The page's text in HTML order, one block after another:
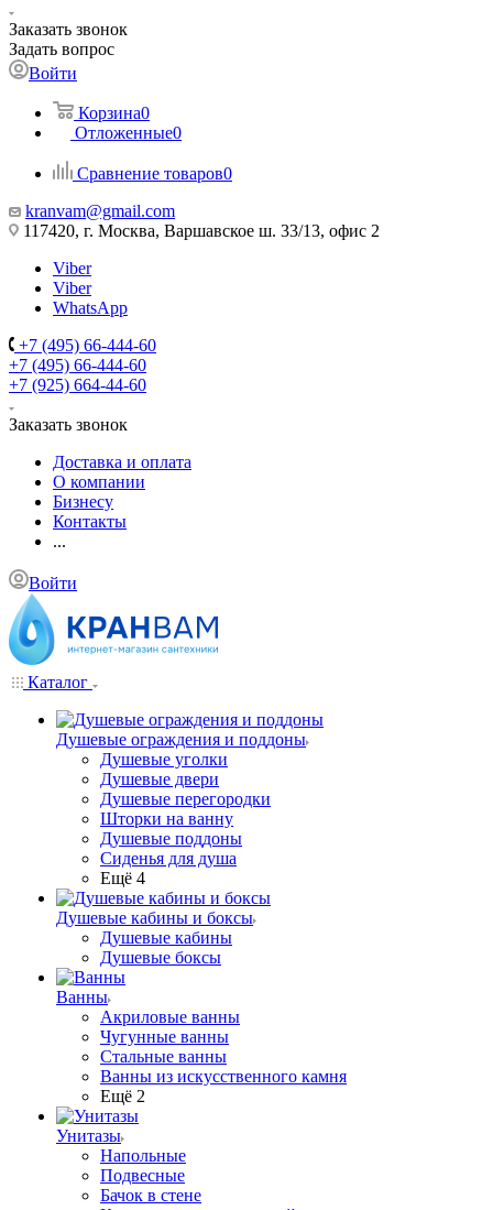
Заказать звонок
Задать вопрос
Войти
Корзина0
Отложенные0
Сравнение товаров0
kranvam@gmail.com
117420, г. Москва, Варшавское ш. 33/13, офис 2
Viber
Viber
WhatsApp
+7 (495) 66-444-60
+7 (495) 66-444-60
+7 (925) 664-44-60
Заказать звонок
Доставка и оплата
О компании
Бизнесу
Контакты
...
Войти
Каталог
Душевые ограждения и поддоны
Душевые уголки
Душевые двери
Душевые перегородки
Шторки на ванну
Душевые поддоны
Сиденья для душа
Ещё 4
Душевые кабины и боксы
Душевые кабины
Душевые боксы
Ванны
Акриловые ванны
Чугунные ванны
Стальные ванны
Ванны из искусственного камня
Ещё 2
Унитазы
Напольные
Подвесные
Бачок в стене